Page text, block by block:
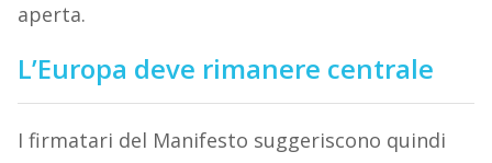
aperta.
L’Europa deve rimanere centrale
I firmatari del Manifesto suggeriscono quindi